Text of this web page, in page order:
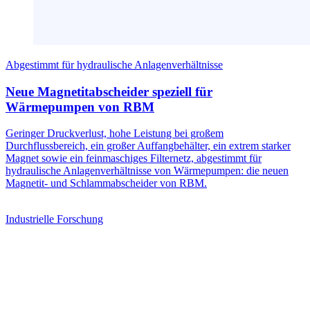
Abgestimmt für hydraulische Anlagenverhältnisse
Neue Magnetitabscheider speziell für
Wärmepumpen von RBM
Geringer Druckverlust, hohe Leistung bei großem
Durchflussbereich, ein großer Auffangbehälter, ein extrem starker
Magnet sowie ein feinmaschiges Filternetz, abgestimmt für
hydraulische Anlagenverhältnisse von Wärmepumpen: die neuen
Magnetit- und Schlammabscheider von RBM.
Industrielle Forschung